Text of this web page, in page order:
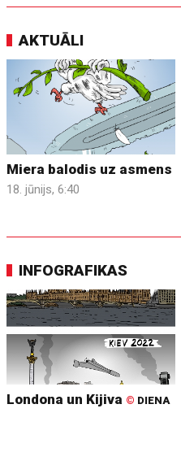
AKTUĀLI
Miera balodis uz asmens
18. jūnijs, 6:40
INFOGRAFIKAS
Londona un Kijiva © DIENA